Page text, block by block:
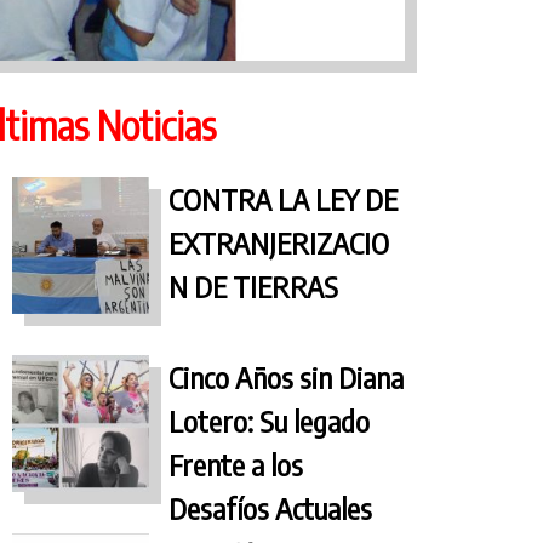
Noticias
CONTRA LA LEY DE
EXTRANJERIZACIO
N DE TIERRAS
Cinco Años sin Diana
Lotero: Su legado
Frente a los
Desafíos Actuales